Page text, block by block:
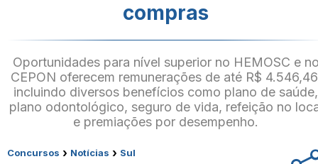
compras
Oportunidades para nível superior no HEMOSC e
CEPON oferecem remunerações de até R$
incluindo diversos benefícios como plano de saúde,
plano odontológico, seguro de vida, refeição no
e premiações por desempenho.
Concursos › Notícias › Sul